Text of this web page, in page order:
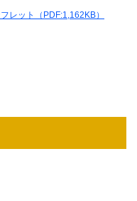
レット（PDF:1,162KB）